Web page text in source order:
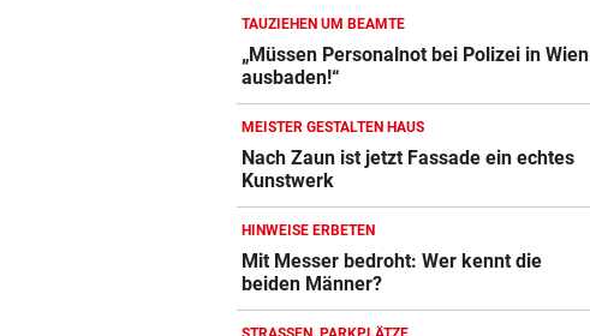
TAUZIEHEN UM BEAMTE
„Müssen Personalnot bei Polizei in Wien
ausbaden!“
MEISTER GESTALTEN HAUS
Nach Zaun ist jetzt Fassade ein echtes
Kunstwerk
HINWEISE ERBETEN
Mit Messer bedroht: Wer kennt die
beiden Männer?